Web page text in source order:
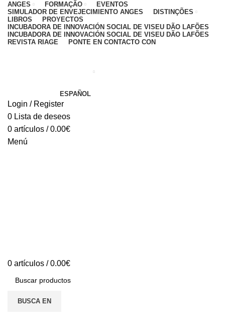
ANGES FORMAÇÃO
EVENTOS
SIMULADOR DE ENVEJECIMIENTO ANGES
DISTINÇÕES
LIBROS
PROYECTOS
INCUBADORA DE INNOVACIÓN SOCIAL DE VISEU DÃO LAFÕES
INCUBADORA DE INNOVACIÓN SOCIAL DE VISEU DÃO LAFÕES
REVISTA RIAGE
PONTE EN CONTACTO CON
ESPAÑOL
Login / Register
0 Lista de deseos
0 artículos / 0.00€
Menú
0 artículos / 0.00€
BUSCA EN